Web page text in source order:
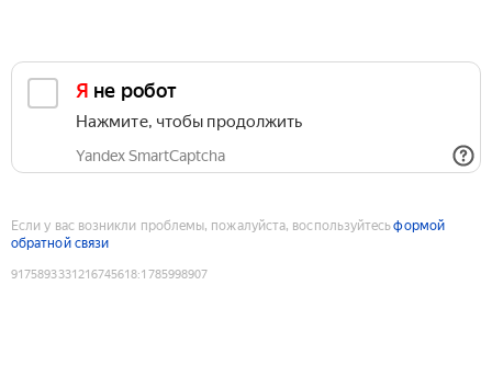
Я не робот
Нажмите, чтобы продолжить
Yandex SmartCaptcha
Если у вас возникли проблемы, пожалуйста, воспользуйтесьформой
обратной связи
9175893331216745618:1785998907